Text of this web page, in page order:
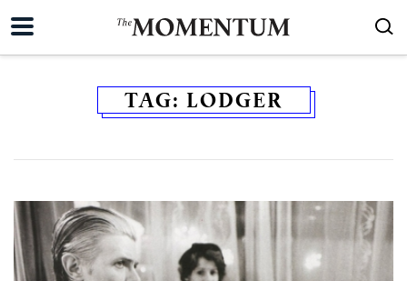
TAG: LODGER